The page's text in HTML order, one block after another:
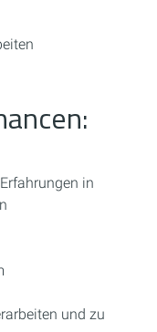
in
und zu